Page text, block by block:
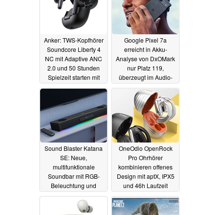
Anker: TWS-Kopfhörer
Soundcore Liberty 4
NC mit Adaptive ANC
2.0 und 50 Stunden
Spielzeit starten mit
14.06.2023
Google Pixel 7a
erreicht in Akku-
Analyse von DxOMark
nur Platz 119,
überzeugt im Audio-
13.06.2023
Sound Blaster Katana
SE: Neue,
multifunktionale
Soundbar mit RGB-
Beleuchtung und
OneOdio OpenRock
Pro Ohrhörer
kombinieren offenes
Design mit aptX, IPX5
und 46h Laufzeit